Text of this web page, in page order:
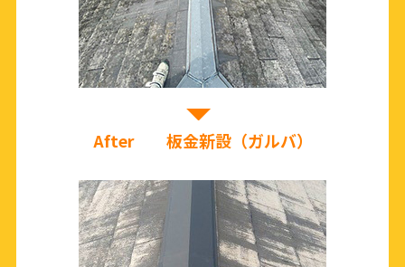
After 板金新設（ガルバ）